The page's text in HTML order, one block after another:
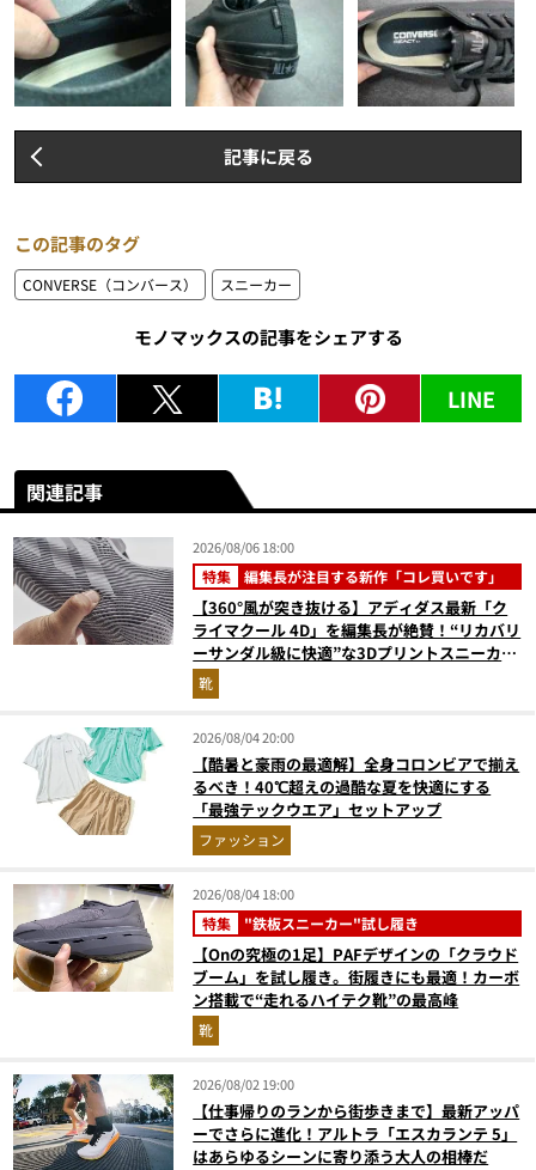
記事に戻る
この記事のタグ
CONVERSE（コンバース） スニーカー
モノマックスの記事をシェアする
LINE
関連記事
2026/08/06 18:00
特集 編集長が注目する新作「コレ買いです」
【360°風が突き抜ける】アディダス最新「ク
ライマクール 4D」を編集長が絶賛！“リカバリ
ーサンダル級に快適”な3Dプリントスニーカー
『コレ買いです』Vol.173
靴
2026/08/04 20:00
【酷暑と豪雨の最適解】全身コロンビアで揃え
るべき！40℃超えの過酷な夏を快適にする
「最強テックウエア」セットアップ
ファッション
2026/08/04 18:00
特集 "鉄板スニーカー"試し履き
【Onの究極の1足】PAFデザインの「クラウド
ブーム」を試し履き。街履きにも最適！カーボ
ン搭載で“走れるハイテク靴”の最高峰
靴
2026/08/02 19:00
【仕事帰りのランから街歩きまで】最新アッパ
ーでさらに進化！アルトラ「エスカランテ 5」
はあらゆるシーンに寄り添う大人の相棒だ